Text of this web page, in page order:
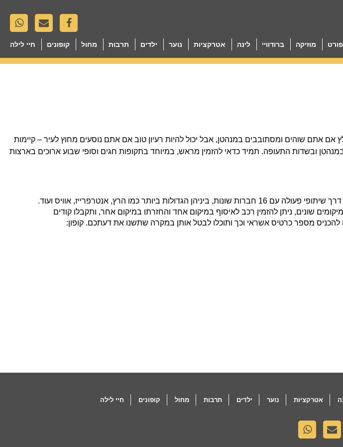
מוזיקה ברודוויי לינה אטרקציות נוער ילדים תרבות מחול קופונים חיי לילה
אם אתם שוהים ומסתובבים במנהטן, אבל יכול להיות רעיון טוב אם אתם נוסעים מחוץ לעיר – קיימות
ובשדות התעופה. תמיד כדאי להזמין מראש, במיוחד בתקופות חגים וסופי שבוע ארוכים בארצות
מציע דילים דרך שיתופי פעולה עם 16 חברות שונות, ביניהן הגדולות ביותר כמו הרץ, אנטרפרייז, אוויס ועוד.
שונים, ניתן להזמין רכב לאיסוף במיקום אחד והחזרתו במיקום אחר, ותקבלו קודים
מספר כרטיס אשראי וכך ותוכלו לבטל אותן במקרה שתשנו את דעתכם. קופון:
אטרקציות נוער ילדים תרבות מחול קופונים חיי לילה